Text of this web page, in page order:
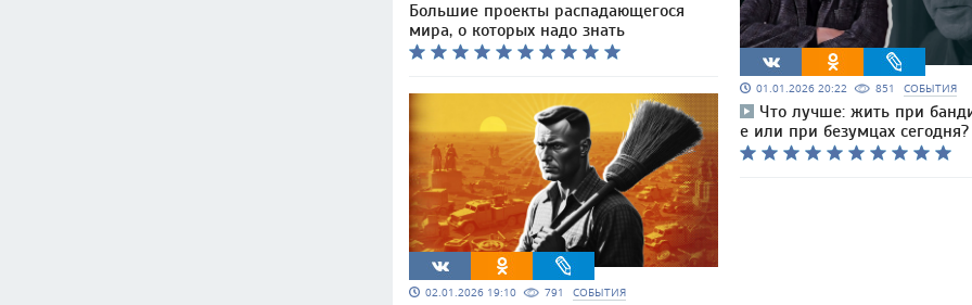
Большие проекты распадающегося
мира, о которых надо знать
02.01.2026 19:10 791 СОБЫТИЯ
01.01.2026 20:22 851 СОБЫТИЯ
Что лучше: жить при
е или при безумцах сегодня?